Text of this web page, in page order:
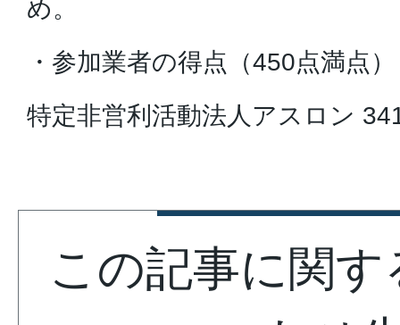
め。
・参加業者の得点（450点満点）
特定非営利活動法人アスロン
この記事に関